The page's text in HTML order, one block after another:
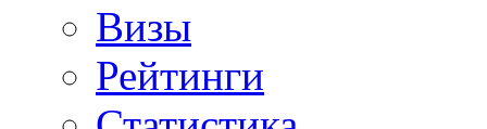
Визы
Рейтинги